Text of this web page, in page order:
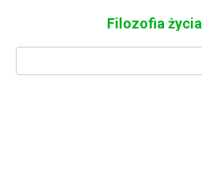
Filozofia życia
Search: